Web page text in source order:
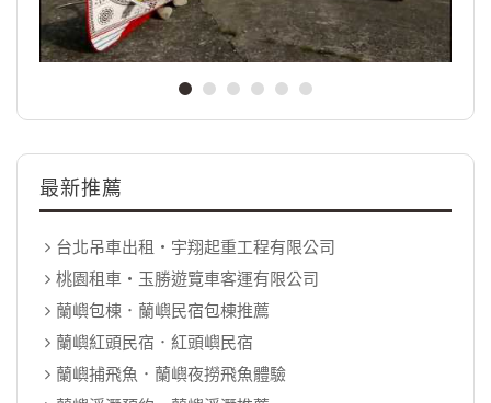
最新推薦
台北吊車出租‧宇翔起重工程有限公司
桃園租車‧玉勝遊覽車客運有限公司
蘭嶼包棟．蘭嶼民宿包棟推薦
蘭嶼紅頭民宿．紅頭嶼民宿
蘭嶼捕飛魚．蘭嶼夜撈飛魚體驗